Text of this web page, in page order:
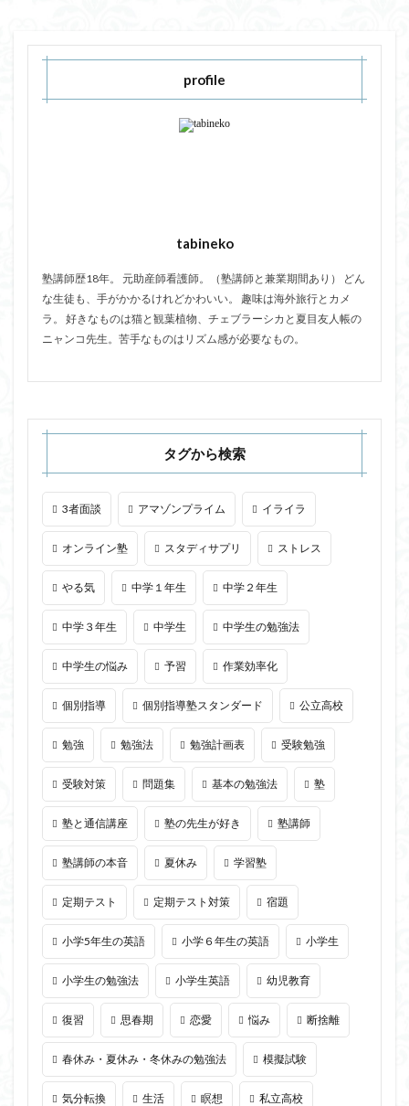
profile
tabineko
塾講師歴18年。 元助産師看護師。（塾講師と兼業期間あり） どん
な生徒も、手がかかるけれどかわいい。 趣味は海外旅行とカメ
ラ。 好きなものは猫と観葉植物、チェブラーシカと夏目友人帳の
ニャンコ先生。苦手なものはリズム感が必要なもの。
タグから検索
3者面談 アマゾンプライム イライラ
オンライン塾 スタディサプリ ストレス
やる気 中学１年生 中学２年生
中学３年生 中学生 中学生の勉強法
中学生の悩み 予習 作業効率化
個別指導 個別指導塾スタンダード 公立高校
勉強 勉強法 勉強計画表 受験勉強
受験対策 問題集 基本の勉強法 塾
塾と通信講座 塾の先生が好き 塾講師
塾講師の本音 夏休み 学習塾
定期テスト 定期テスト対策 宿題
小学5年生の英語 小学６年生の英語 小学生
小学生の勉強法 小学生英語 幼児教育
復習 思春期 恋愛 悩み 断捨離
春休み・夏休み・冬休みの勉強法 模擬試験
気分転換 生活 瞑想 私立高校